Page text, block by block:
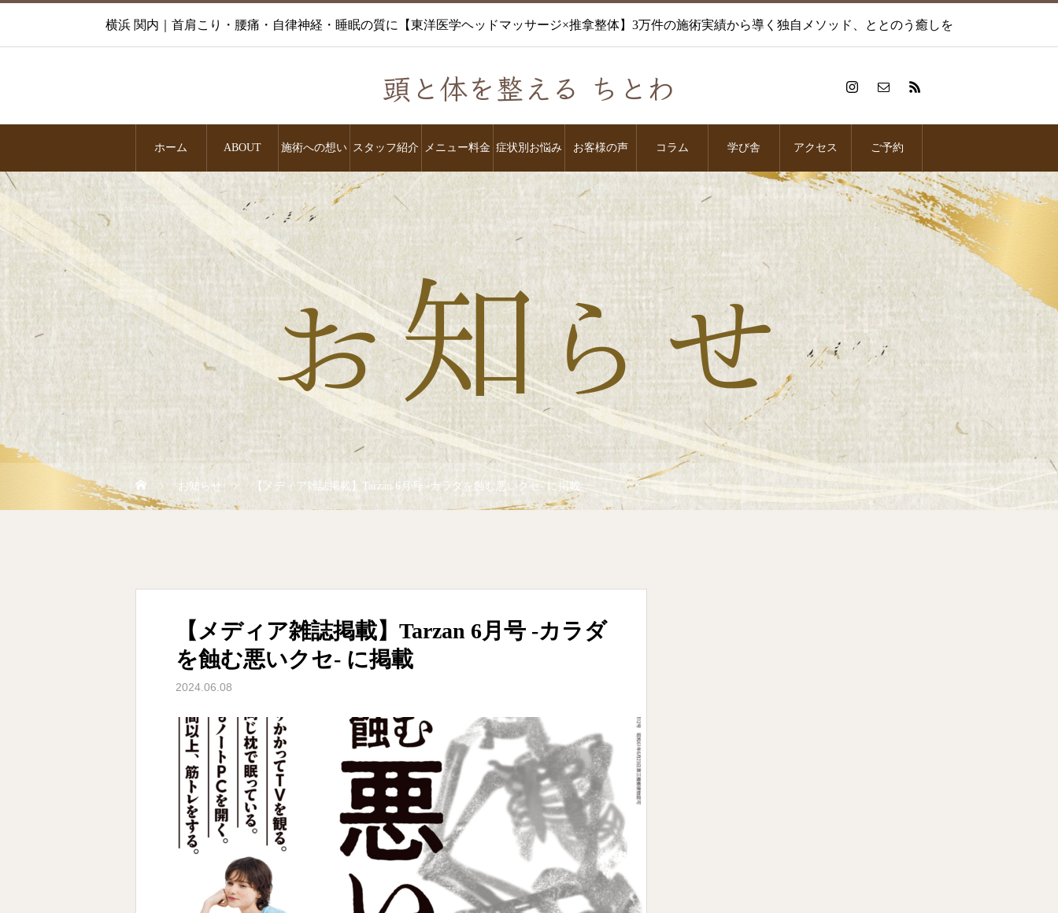
横浜 関内｜首肩こり・腰痛・自律神経・睡眠の質に【東洋医学ヘッドマッサージ×推拿整体】3万件の施術実績から導く独自メソッド、ととのう癒しを
頭と体を整える ちとわ
ホーム ABOUT 施術への想い スタッフ紹介 メニュー料金 症状別お悩み お客様の声 コラム 学び舎 アクセス ご予約
お知らせ 【メディア雑誌掲載】Tarzan 6月号 -カラダを蝕む悪いクセ- に掲載
【メディア雑誌掲載】Tarzan 6月号 -カラダ
を蝕む悪いクセ- に掲載
2024.06.08